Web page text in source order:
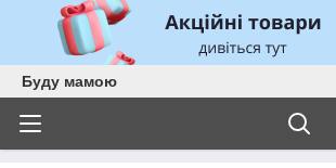
Буду мамою